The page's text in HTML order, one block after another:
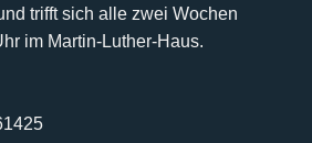
trifft sich alle zwei Wochen
im Martin-Luther-Haus.